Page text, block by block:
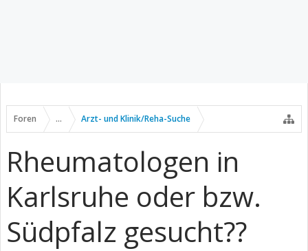
Foren ... Arzt- und Klinik/Reha-Suche
Rheumatologen in
Karlsruhe oder bzw.
Südpfalz gesucht??